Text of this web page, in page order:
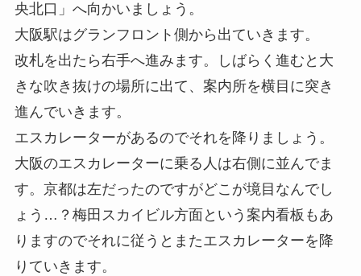
央北口」へ向かいましょう。
大阪駅はグランフロント側から出ていきます。
改札を出たら右手へ進みます。しばらく進むと大
きな吹き抜けの場所に出て、案内所を横目に突き
進んでいきます。
エスカレーターがあるのでそれを降りましょう。
大阪のエスカレーターに乗る人は右側に並んでま
す。京都は左だったのですがどこが境目なんでし
ょう…？梅田スカイビル方面という案内看板もあ
りますのでそれに従うとまたエスカレーターを降
りていきます。